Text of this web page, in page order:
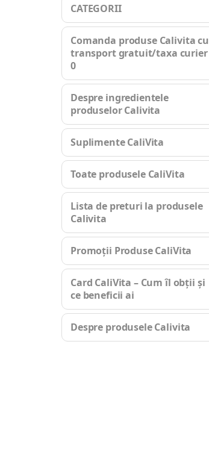
CATEGORII
Comanda produse Calivita cu
transport gratuit/taxa curier
0
Despre ingredientele
produselor Calivita
Suplimente CaliVita
Toate produsele CaliVita
Lista de preturi la produsele
Calivita
Promoții Produse CaliVita
Card CaliVita – Cum îl obții și
ce beneficii ai
Despre produsele Calivita